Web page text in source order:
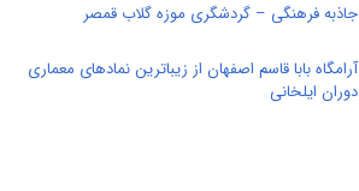
جاذبه فرهنگی – گردشگری موزه گلاب قمصر
آرامگاه بابا قاسم اصفهان از زیباترین نمادهای معماری
دوران ایلخانی